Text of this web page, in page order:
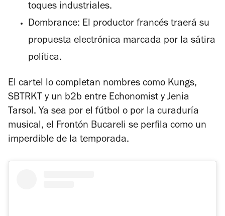
toques industriales.
Dombrance: El productor francés traerá su
propuesta electrónica marcada por la sátira
política.
El cartel lo completan nombres como Kungs,
SBTRKT y un b2b entre Echonomist y Jenia
Tarsol. Ya sea por el fútbol o por la curaduría
musical, el Frontón Bucareli se perfila como un
imperdible de la temporada.